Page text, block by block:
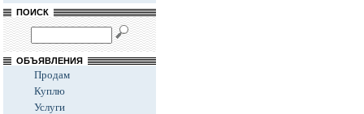
ПОИСК
ОБЪЯВЛЕНИЯ
Продам
Куплю
Услуги